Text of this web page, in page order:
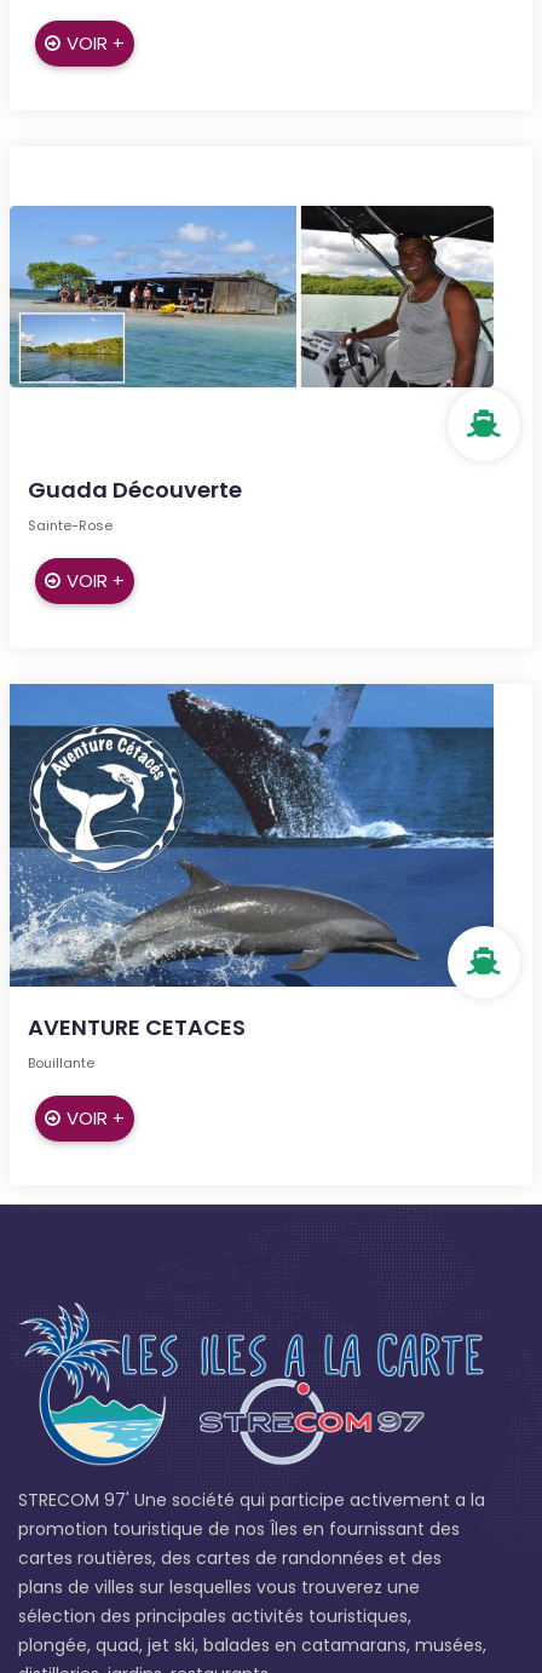
VOIR +
Guada Découverte
Sainte-Rose
VOIR +
AVENTURE CETACES
Bouillante
VOIR +
STRECOM 97' Une société qui participe activement a la
promotion touristique de nos Îles en fournissant des
cartes routières, des cartes de randonnées et des
plans de villes sur lesquelles vous trouverez une
sélection des principales activités touristiques,
plongée, quad, jet ski, balades en catamarans, musées,